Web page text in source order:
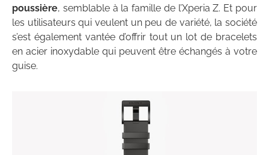
poussière, semblable à la famille de l’Xperia Z. Et pour
les utilisateurs qui veulent un peu de variété, la société
s’est également vantée d’offrir tout un lot de bracelets
en acier inoxydable qui peuvent être échangés à votre
guise.